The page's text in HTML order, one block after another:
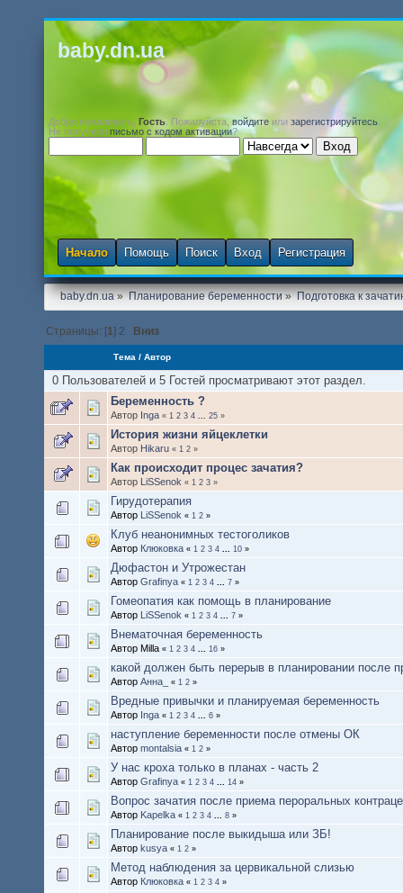
baby.dn.ua
Добро пожаловать, Гость . Пожалуйста,войдите или зарегистрируйтесь
Не получили письмо с кодом активации?
Начало Помощь Поиск Вход Регистрация
baby.dn.ua» Планирование беременности» Подготовка к
Страницы: [1] 2 Вниз
Тема / Автор
0 Пользователей и 5 Гостей просматривают этот раздел.
Беременность ?
Автор Inga « 1 2 3 4 ... 25 »
История жизни яйцеклетки
Автор Hikaru « 1 2 »
Как происходит процес зачатия?
Автор LiSSenok « 1 2 3 »
Гирудотерапия
Автор LiSSenok « 1 2 »
Клуб неанонимных тестоголиков
Автор Клюковка « 1 2 3 4 ... 10 »
Дюфастон и Утрожестан
Автор Grafinya « 1 2 3 4 ... 7 »
Гомеопатия как помощь в планирование
Автор LiSSenok « 1 2 3 4 ... 7 »
Внематочная беременность
Автор Milla « 1 2 3 4 ... 16 »
какой должен быть перерыв в планировании после
Автор Анна_ « 1 2 »
Вредные привычки и планируемая беременность
Автор Inga « 1 2 3 4 ... 6 »
наступление беременности после отмены ОК
Автор montalsia « 1 2 »
У нас кроха только в планах - часть 2
Автор Grafinya « 1 2 3 4 ... 14 »
Вопрос зачатия после приема пероральных
Автор Kapelka « 1 2 3 4 ... 8 »
Планирование после выкидыша или ЗБ!
Автор kusya « 1 2 »
Метод наблюдения за цервикальной слизью
Автор Клюковка « 1 2 3 4 »